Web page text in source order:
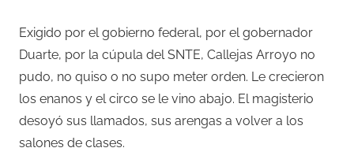
Exigido por el gobierno federal, por el gobernador
Duarte, por la cúpula del SNTE, Callejas Arroyo no
pudo, no quiso o no supo meter orden. Le crecieron
los enanos y el circo se le vino abajo. El magisterio
desoyó sus llamados, sus arengas a volver a los
salones de clases.